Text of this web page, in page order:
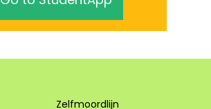
Zelfmoordlijn